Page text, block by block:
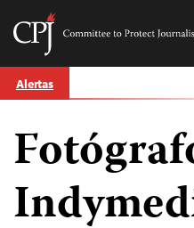
Skip
to
Committee
Journalists
Alertas